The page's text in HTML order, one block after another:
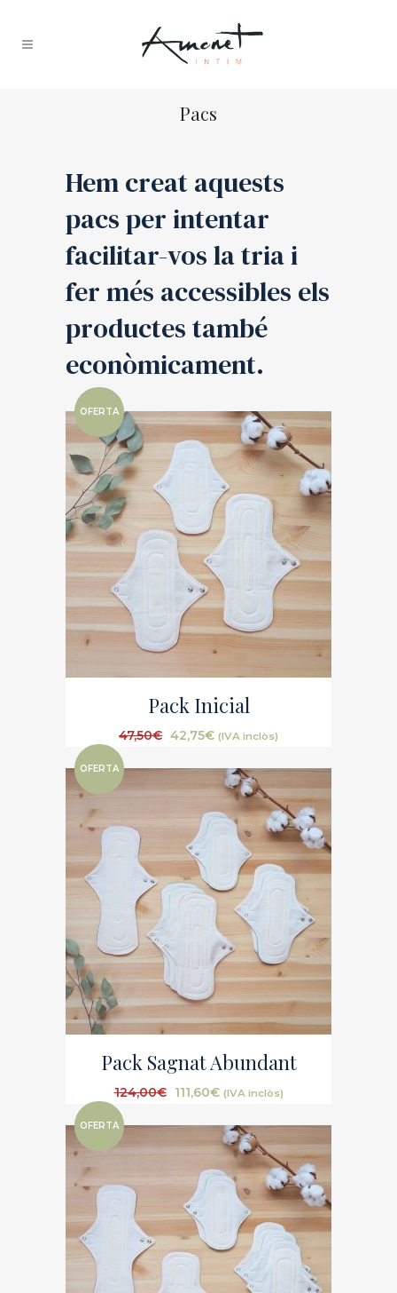
Pacs
Hem creat aquests
pacs per intentar
facilitar-vos la tria i
fer més accessibles els
productes també
econòmicament.
OFERTA
Pack Inicial
47,50€ 42,75€ (IVA inclòs)
OFERTA
Pack Sagnat Abundant
124,00€ 111,60€ (IVA inclòs)
OFERTA